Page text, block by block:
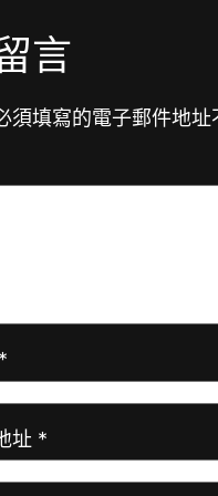
言
須填寫的電子郵件地址
*
址 *